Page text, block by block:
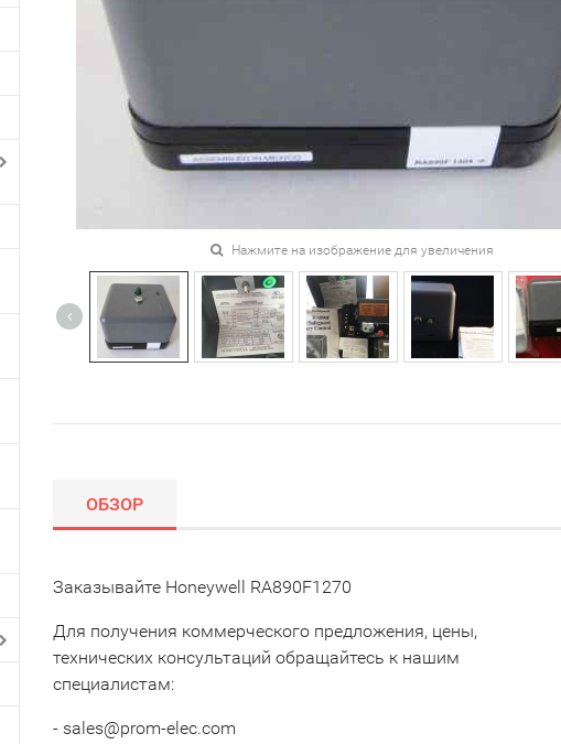
Нажмите на изображение для увеличения
ОБЗОР
Заказывайте Honeywell RA890F1270
Для получения коммерческого предложения, цены,
технических консультаций обращайтесь к нашим
специалистам:
- sales@prom-elec.com